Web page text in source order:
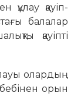
құлау қауіп-
балалар
қауіпті
олардың
орын